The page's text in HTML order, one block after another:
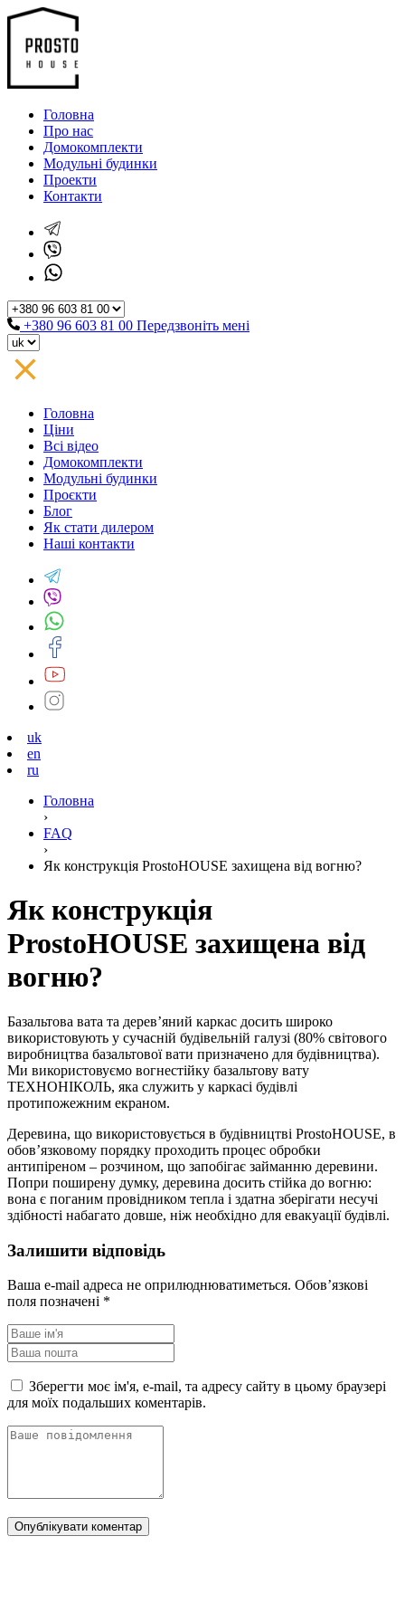
Головна
Про нас
Домокомплекти
Модульні будинки
Проекти
Контакти
+380 96 603 81 00 Передзвоніть мені
Головна
Ціни
Всі відео
Домокомплекти
Модульні будинки
Проєкти
Блог
Як стати дилером
Наші контакти
uk
en
ru
Головна
›
FAQ
›
Як конструкція ProstoHOUSE захищена від вогню?
Як конструкція
ProstoHOUSE захищена від
вогню?
Базальтова вата та дерев’яний каркас досить широко
використовують у сучасній будівельній галузі (80% світового
виробництва базальтової вати призначено для будівництва).
Ми використовуємо вогнестійку базальтову вату
ТЕХНОНІКОЛЬ, яка служить у каркасі будівлі
протипожежним екраном.
Деревина, що використовується в будівництві ProstoHOUSE, в
обов’язковому порядку проходить процес обробки
антипіреном – розчином, що запобігає займанню деревини.
Попри поширену думку, деревина досить стійка до вогню:
вона є поганим провідником тепла і здатна зберігати несучі
здібності набагато довше, ніж необхідно для евакуації будівлі.
Залишити відповідь
Ваша e-mail адреса не оприлюднюватиметься. Обов’язкові
поля позначені *
Зберегти моє ім'я, e-mail, та адресу сайту в цьому браузері
для моїх подальших коментарів.
Опублікувати коментар